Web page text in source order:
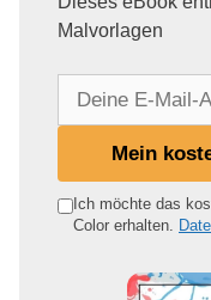
Malvorlagen
e
Mein
Ich möchte das
Color erhalten.